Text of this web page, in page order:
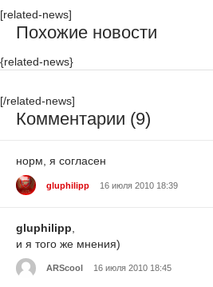
[related-news]
Похожие новости
{related-news}
[/related-news]
Комментарии (9)
норм, я согласен
gluphilipp 16 июля 2010 18:39
gluphilipp
и я того же мнения)
ARScool 16 июля 2010 18:45